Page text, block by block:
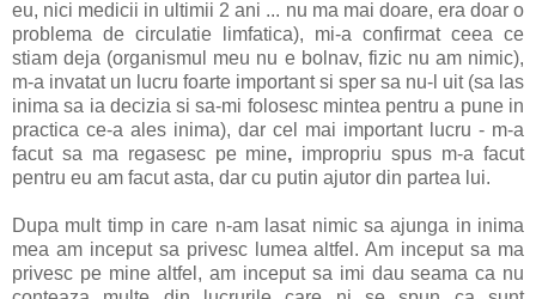
eu, nici medicii in ultimii 2 ani ... nu ma mai doare, era doar o
problema de circulatie limfatica), mi-a confirmat ceea ce
stiam deja (organismul meu nu e bolnav, fizic nu am nimic),
m-a invatat un lucru foarte important si sper sa nu-l uit (sa las
inima sa ia decizia si sa-mi folosesc mintea pentru a pune in
practica ce-a ales inima), dar cel mai important lucru - m-a
facut sa ma regasesc pe mine, impropriu spus m-a facut
pentru eu am facut asta, dar cu putin ajutor din partea lui.
Dupa mult timp in care n-am lasat nimic sa ajunga in inima
mea am inceput sa privesc lumea altfel. Am inceput sa ma
privesc pe mine altfel, am inceput sa imi dau seama ca nu